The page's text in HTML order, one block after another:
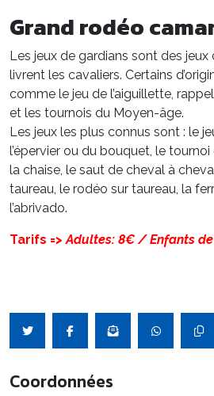
Grand rodéo
Les jeux de gardians sont des jeux
livrent les cavaliers. Certains
comme le jeu de l’aiguillette,
et les tournois du Moyen-âge.
Les jeux les plus connus sont : le
l’épervier ou du bouquet, le
la chaise, le saut de cheval à
taureau, le rodéo sur taureau, la
l’abrivado.
Tarifs => Adultes: 8€ / Enfants
Coordonnées